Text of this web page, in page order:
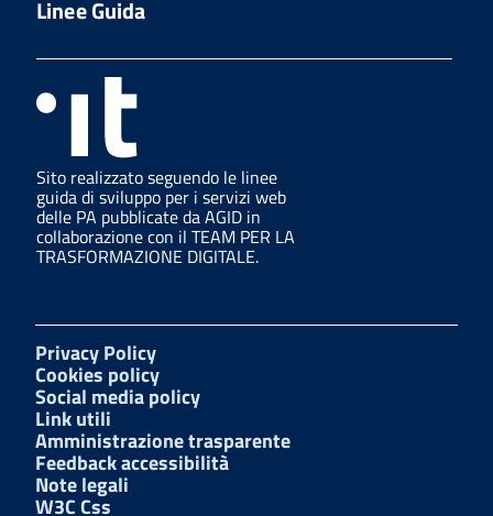
Linee Guida
Sito realizzato seguendo le linee
guida di sviluppo per i servizi web
delle PA pubblicate da AGID in
collaborazione con il TEAM PER LA
TRASFORMAZIONE DIGITALE.
Privacy Policy
Cookies policy
Social media policy
Link utili
Amministrazione trasparente
Feedback accessibilità
Note legali
W3C Css